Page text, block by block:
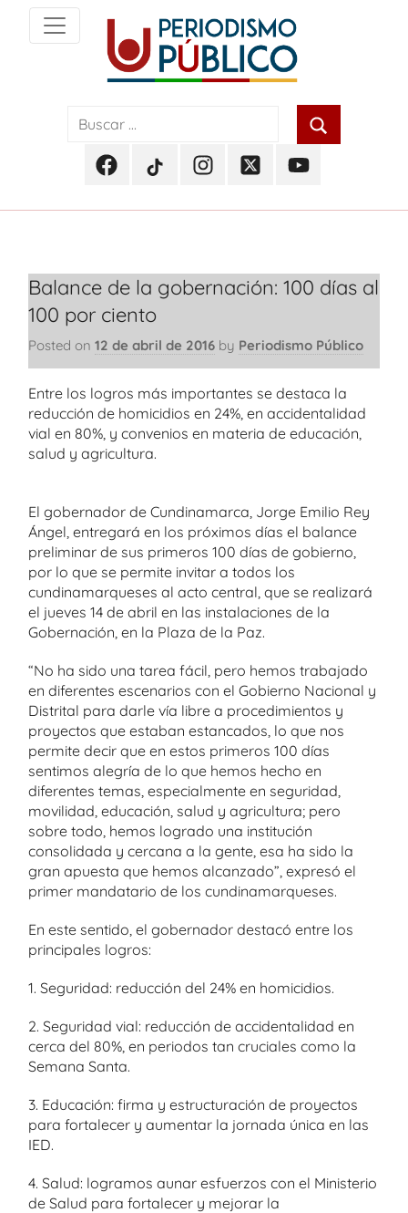
content
Periodismo
PúblicoFacebook
Periodismo
TikTok
Periodismo
InstagramTwitterYoutube
Balance de la gobernación: 100 días al
100 por ciento
Posted on 12 de abril de 2016 by Periodismo Público
Entre los logros más importantes se destaca la
reducción de homicidios en 24%, en accidentalidad
vial en 80%, y convenios en materia de educación,
salud y agricultura.
El gobernador de Cundinamarca, Jorge Emilio Rey
Ángel, entregará en los próximos días el balance
preliminar de sus primeros 100 días de gobierno,
por lo que se permite invitar a todos los
cundinamarqueses al acto central, que se realizará
el jueves 14 de abril en las instalaciones de la
Gobernación, en la Plaza de la Paz.
“No ha sido una tarea fácil, pero hemos trabajado
en diferentes escenarios con el Gobierno Nacional y
Distrital para darle vía libre a procedimientos y
proyectos que estaban estancados, lo que nos
permite decir que en estos primeros 100 días
sentimos alegría de lo que hemos hecho en
diferentes temas, especialmente en seguridad,
movilidad, educación, salud y agricultura; pero
sobre todo, hemos logrado una institución
consolidada y cercana a la gente, esa ha sido la
gran apuesta que hemos alcanzado”, expresó el
primer mandatario de los cundinamarqueses.
En este sentido, el gobernador destacó entre los
principales logros:
1. Seguridad: reducción del 24% en homicidios.
2. Seguridad vial: reducción de accidentalidad en
cerca del 80%, en periodos tan cruciales como la
Semana Santa.
3. Educación: firma y estructuración de proyectos
para fortalecer y aumentar la jornada única en las
IED.
4. Salud: logramos aunar esfuerzos con el Ministerio
de Salud para fortalecer y mejorar la